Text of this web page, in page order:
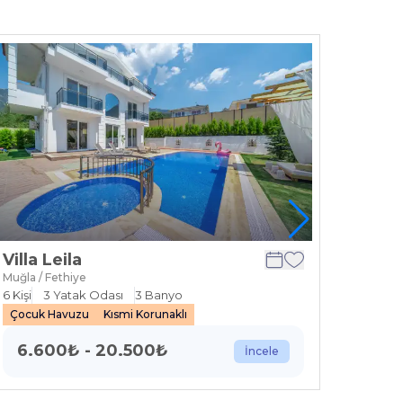
Villa Leila
Muğla / Fethiye
6 Kişi 3 Yatak Odası 3 Banyo
Çocuk Havuzu Kısmi Korunaklı
6.600₺ -20.500₺ İncele